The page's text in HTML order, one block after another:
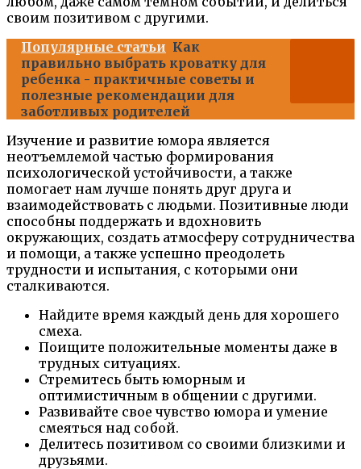
своим позитивом с другими.
Популярные статьи Как
правильно выбрать кроватку для
ребенка - практичные советы и
полезные рекомендации для
заботливых родителей
Изучение и развитие юмора является
неотъемлемой частью формирования
психологической устойчивости, а также
помогает нам лучше понять друг друга и
взаимодействовать с людьми. Позитивные люди
способны поддержать и вдохновить
окружающих, создать атмосферу сотрудничества
и помощи, а также успешно преодолеть
трудности и испытания, с которыми они
сталкиваются.
Найдите время каждый день для хорошего
смеха.
Поищите положительные моменты даже в
трудных ситуациях.
Стремитесь быть юморным и
оптимистичным в общении с другими.
Развивайте свое чувство юмора и умение
смеяться над собой.
Делитесь позитивом со своими близкими и
друзьями.